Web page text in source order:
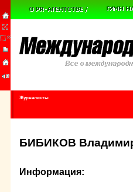
Журналисты
БИБИКОВ
Информация: